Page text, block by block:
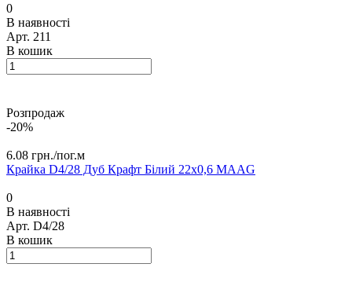
0
В наявності
Арт. 211
В кошик
Розпродаж
-20%
6.08 грн./пог.м
Крайка D4/28 Дуб Крафт Білий 22х0,6 MАAG
0
В наявності
Арт. D4/28
В кошик